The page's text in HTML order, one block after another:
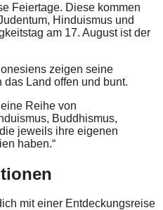
Feiertage. Diese kommen
Hinduismus und
am 17. August ist der
zeigen seine
Land offen und bunt.
Reihe von
Buddhismus,
jeweils ihre eigenen
haben.“
mit einer Entdeckungsreise